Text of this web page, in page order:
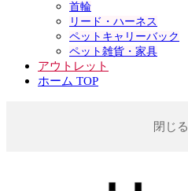
首輪
リード・ハーネス
ペットキャリーバック
ペット雑貨・家具
アウトレット
ホーム TOP
閉じる